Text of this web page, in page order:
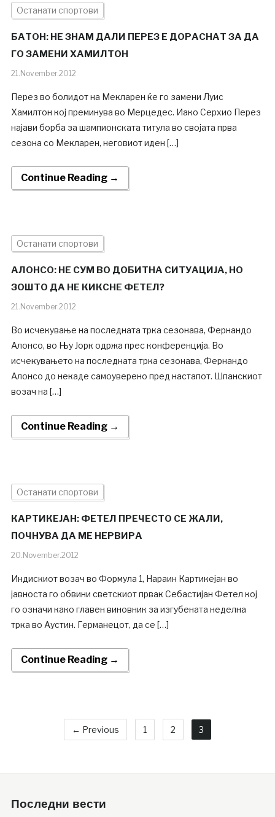
Останати спортови
БАТОН: НЕ ЗНАМ ДАЛИ ПЕРЕЗ Е ДОРАСНАТ ЗА ДА
ГО ЗАМЕНИ ХАМИЛТОН
21.November.2012
Перез во болидот на Мекларен ќе го замени Луис
Хамилтон кој преминува во Мерцедес. Иако Серхио Перез
најави борба за шампионската титула во својата прва
сезона со Мекларен, неговиот иден […]
Continue Reading →
Останати спортови
АЛОНСО: НЕ СУМ ВО ДОБИТНА СИТУАЦИЈА, НО
ЗОШТО ДА НЕ КИКСНЕ ФЕТЕЛ?
21.November.2012
Во исчекување на последната трка сезонава, Фернандо
Алонсо, во Њу Јорк одржа прес конференција. Во
исчекувањето на последната трка сезонава, Фернандо
Алонсо до некаде самоуверено пред настапот. Шпанскиот
возач на […]
Continue Reading →
Останати спортови
КАРТИКЕЈАН: ФЕТЕЛ ПРЕЧЕСТО СЕ ЖАЛИ,
ПОЧНУВА ДА МЕ НЕРВИРА
20.November.2012
Индискиот возач во Формула 1, Нараин Картикејан во
јавноста го обвини светскиот првак Себастијан Фетел кој
го означи како главен виновник за изгубената неделна
трка во Аустин. Германецот, да се […]
Continue Reading →
← Previous 1 2 3
Последни вести